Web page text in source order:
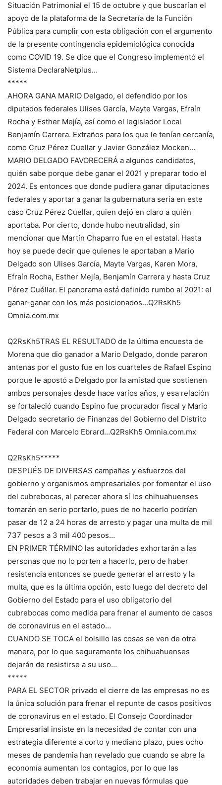
Situación Patrimonial el 15 de octubre y que buscarían el
apoyo de la plataforma de la Secretaría de la Función
Pública para cumplir con esta obligación con el argumento
de la presente contingencia epidemiológica conocida
como COVID 19. Se dice que el Congreso implementó el
Sistema DeclaraNetplus…
*****
AHORA GANA MARIO Delgado, el defendido por los
diputados federales Ulises García, Mayte Vargas, Efraín
Rocha y Esther Mejía, así como el legislador Local
Benjamín Carrera. Extraños para los que le tenían cercanía,
como Cruz Pérez Cuellar y Javier González Mocken…
MARIO DELGADO FAVORECERÁ a algunos candidatos,
quién sabe porque debe ganar el 2021 y preparar todo el
2024. Es entonces que donde pudiera ganar diputaciones
federales y aportar a ganar la gubernatura sería en este
caso Cruz Pérez Cuellar, quien dejó en claro a quién
aportaba. Por cierto, donde hubo neutralidad, sin
mencionar que Martín Chaparro fue en el estatal. Hasta
hoy se puede decir que quienes le aportaban a Mario
Delgado son Ulises García, Mayte Vargas, Karen Mora,
Efraín Rocha, Esther Mejía, Benjamín Carrera y hasta Cruz
Pérez Cuéllar. El panorama está definido rumbo al 2021: el
ganar-ganar con los más posicionados…Q2RsKh5
Omnia.com.mx
Q2RsKh5TRAS EL RESULTADO de la última encuesta de
Morena que dio ganador a Mario Delgado, donde pararon
antenas por el gusto fue en los cuarteles de Rafael Espino
porque le apostó a Delgado por la amistad que sostienen
ambos personajes desde hace varios años, y esa relación
se fortaleció cuando Espino fue procurador fiscal y Mario
Delgado secretario de Finanzas del Gobierno del Distrito
Federal con Marcelo Ebrard…Q2RsKh5 Omnia.com.mx
Q2RsKh5*****
DESPUÉS DE DIVERSAS campañas y esfuerzos del
gobierno y organismos empresariales por fomentar el uso
del cubrebocas, al parecer ahora sí los chihuahuenses
tomarán en serio portarlo, pues de no hacerlo podrían
pasar de 12 a 24 horas de arresto y pagar una multa de mil
737 pesos a 3 mil 400 pesos…
EN PRIMER TÉRMINO las autoridades exhortarán a las
personas que no lo porten a hacerlo, pero de haber
resistencia entonces se puede generar el arresto y la
multa, que es la última opción, esto luego del decreto del
Gobierno del Estado para el uso obligatorio del
cubrebocas como medida para frenar el aumento de casos
de coronavirus en el estado…
CUANDO SE TOCA el bolsillo las cosas se ven de otra
manera, por lo que seguramente los chihuahuenses
dejarán de resistirse a su uso…
*****
PARA EL SECTOR privado el cierre de las empresas no es
la única solución para frenar el repunte de casos positivos
de coronavirus en el estado. El Consejo Coordinador
Empresarial insiste en la necesidad de contar con una
estrategia diferente a corto y mediano plazo, pues ocho
meses de pandemia han revelado que cuando se abre la
economía aumentan los contagios, por lo que las
autoridades deben trabajar en nuevas fórmulas que